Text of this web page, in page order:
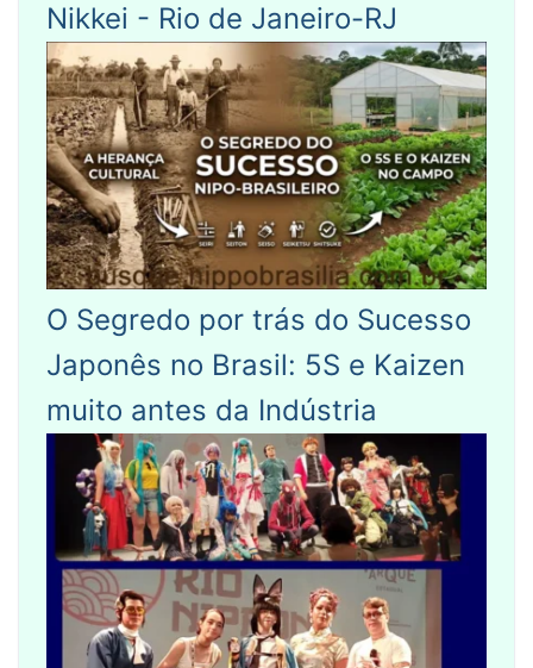
Nikkei - Rio de Janeiro-RJ
O Segredo por trás do Sucesso
Japonês no Brasil: 5S e Kaizen
muito antes da Indústria